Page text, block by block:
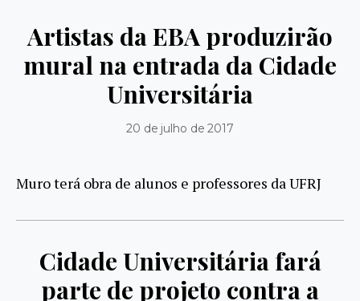
Artistas da EBA produzirão
mural na entrada da Cidade
Universitária
20 de julho de 2017
Muro terá obra de alunos e professores da UFRJ
Cidade Universitária fará
parte de projeto contra a